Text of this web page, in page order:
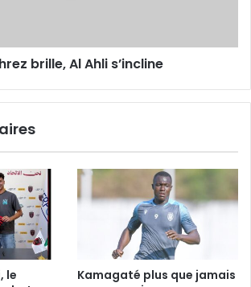
brille, Al Ahli s’incline
le
Kamagaté plus que jamais